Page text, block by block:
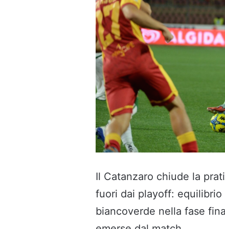
Il Catanzaro chiude la
fuori dai playoff:
biancoverde nella fase